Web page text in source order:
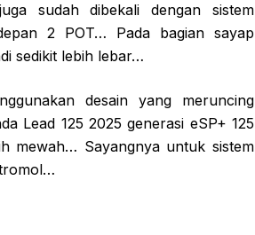
sudah dibekali dengan sistem
2 POT… Pada bagian sayap
sedikit lebih lebar…
desain yang meruncing
Lead 125 2025 generasi eSP+ 125
mewah… Sayangnya untuk sistem